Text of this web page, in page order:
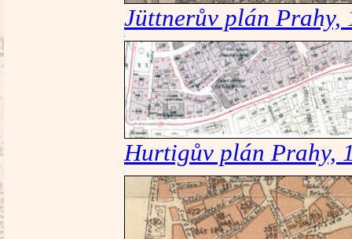
Jüttnerův plán Prahy,
Hurtigův plán Prahy,